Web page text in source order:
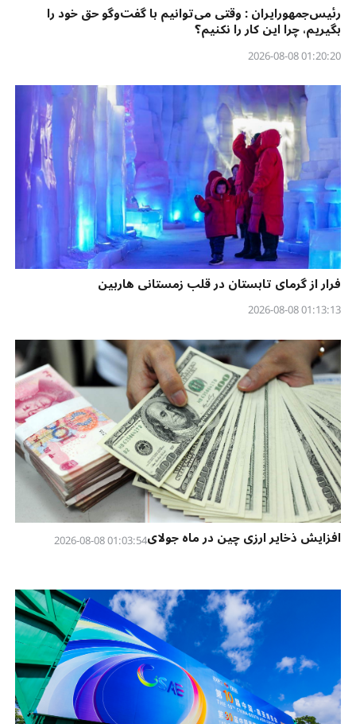
رئیس‌جمهورایران : وقتی می‌توانیم با گفت‌وگو حق خود را
بگیریم، چرا این کار را نکنیم؟
01:20:20 2026-08-08
فرار از گرمای تابستان در قلب زمستانی هاربین
01:13:13 2026-08-08
افزایش ذخایر ارزی چین در ماه جولای01:03:54 2026-08-08